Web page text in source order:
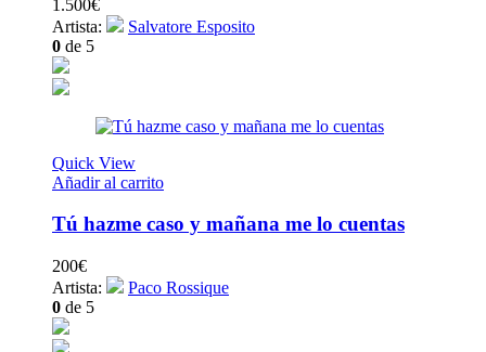
1.500€
Artista:
Salvatore Esposito
0 de 5
Quick View
Añadir al carrito
Tú hazme caso y mañana me lo cuentas
200€
Artista:
Paco Rossique
0 de 5